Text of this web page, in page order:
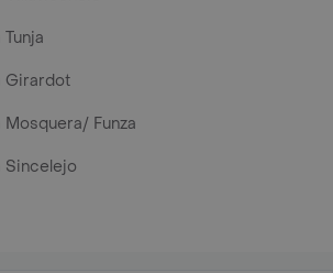
Girardot
Funza
Sincelejo